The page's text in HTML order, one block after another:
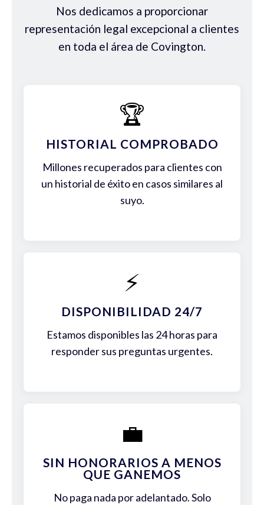
Nos dedicamos a proporcionar
representación legal excepcional a clientes
en toda el área de Covington.
🏆
HISTORIAL COMPROBADO
Millones recuperados para clientes con
un historial de éxito en casos similares al
suyo.
⚡
DISPONIBILIDAD 24/7
Estamos disponibles las 24 horas para
responder sus preguntas urgentes.
💼
SIN HONORARIOS A MENOS
QUE GANEMOS
No paga nada por adelantado. Solo